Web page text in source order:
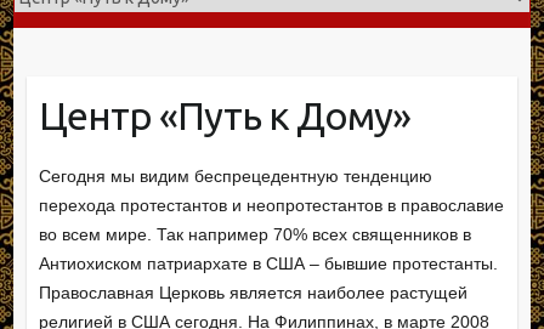
Центр «Путь к Дому»
Сегодня мы видим беспрецедентную тенденцию
перехода протестантов и неопротестантов в православие
во всем мире. Так например 70% всех священников в
Антиохиском патриархате в США – бывшие протестанты.
Православная Церковь является наиболее растущей
религией в США сегодня. На Филиппинах, в марте 2008